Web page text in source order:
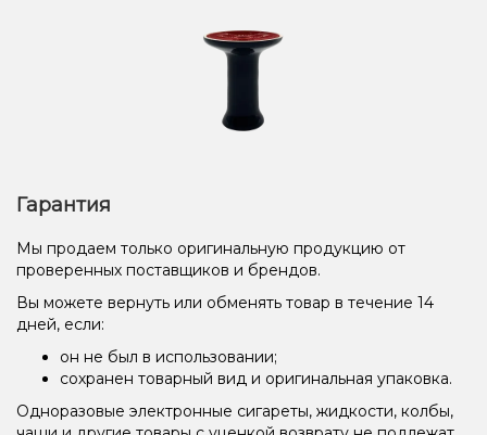
Гарантия
Мы продаем только оригинальную продукцию от
проверенных поставщиков и брендов.
Вы можете вернуть или обменять товар в течение 14
дней, если:
он не был в использовании;
сохранен товарный вид и оригинальная упаковка.
Одноразовые электронные сигареты, жидкости, колбы,